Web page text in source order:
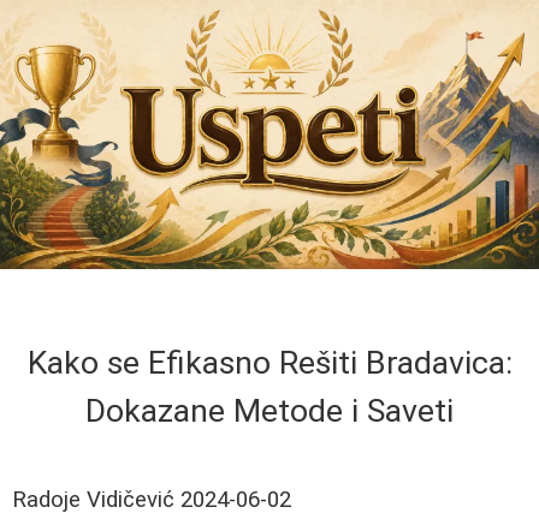
Kako se Efikasno Rešiti Bradavica:
Dokazane Metode i Saveti
Radoje Vidičević 2024-06-02